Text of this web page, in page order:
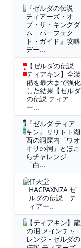
『ゼルダの伝説
ティアーズ・オ
ブ・ザ・キングダ
ム・パーフェク
ト・ガイド』攻略
デー...
【ゼルダの伝説
ティアキン】全装
備を最大まで強化
した結果【ゼルダ
の伝説 ティア
ー...
『ゼルダ ティア
キン』リリトト湖
西の洞窟内「ワオ
オサの祠」とほこ
らチャレンジ
「白...
任天堂
HACPAXN7A ゼ
ルダの伝説 テ
ィアー...
【ティアキン】龍
の泪 メインチャ
レンジ - ゼルダの